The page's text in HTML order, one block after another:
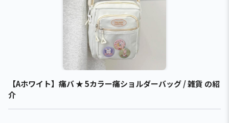
【Aホワイト】痛バ ★ 5カラー痛ショルダーバッグ / 雑貨 の紹
介